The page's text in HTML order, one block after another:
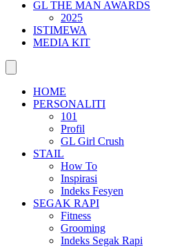
GL THE MAN AWARDS
2025
ISTIMEWA
MEDIA KIT
HOME
PERSONALITI
101
Profil
GL Girl Crush
STAIL
How To
Inspirasi
Indeks Fesyen
SEGAK RAPI
Fitness
Grooming
Indeks Segak Rapi